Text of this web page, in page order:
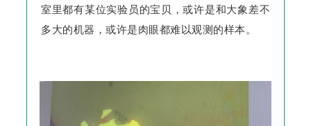
室里都有某位实验员的宝贝，或许是和大象差不
多大的机器，或许是肉眼都难以观测的样本。